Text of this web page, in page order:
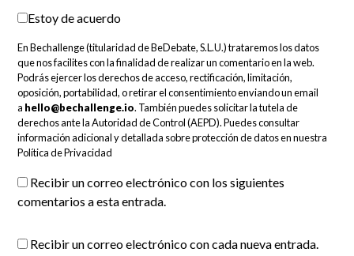
Estoy de acuerdo
En Bechallenge (titularidad de BeDebate, S.L.U.) trataremos los datos
que nos facilites con la finalidad de realizar un comentario en la web.
Podrás ejercer los derechos de acceso, rectificación, limitación,
oposición, portabilidad, o retirar el consentimiento enviando un email
a hello@bechallenge.io. También puedes solicitar la tutela de
derechos ante la Autoridad de Control (AEPD). Puedes consultar
información adicional y detallada sobre protección de datos en nuestra
Política de Privacidad
Recibir un correo electrónico con los siguientes
comentarios a esta entrada.
Recibir un correo electrónico con cada nueva entrada.